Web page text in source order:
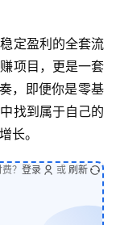
定盈利的全套流
项目，更是一套
，即便你是零基
找到属于自己的
长。
？ 登录 或 刷新